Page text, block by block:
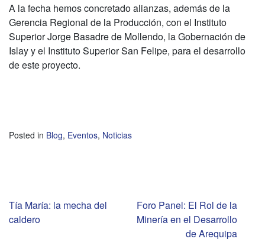
A la fecha hemos concretado alianzas, además de la
Gerencia Regional de la Producción, con el Instituto
Superior Jorge Basadre de Mollendo, la Gobernación de
Islay y el Instituto Superior San Felipe, para el desarrollo
de este proyecto.
Posted in Blog, Eventos, Noticias
Navegación
Tía María: la mecha del
caldero
Foro Panel: El Rol de la
Minería en el Desarrollo
de Arequipa